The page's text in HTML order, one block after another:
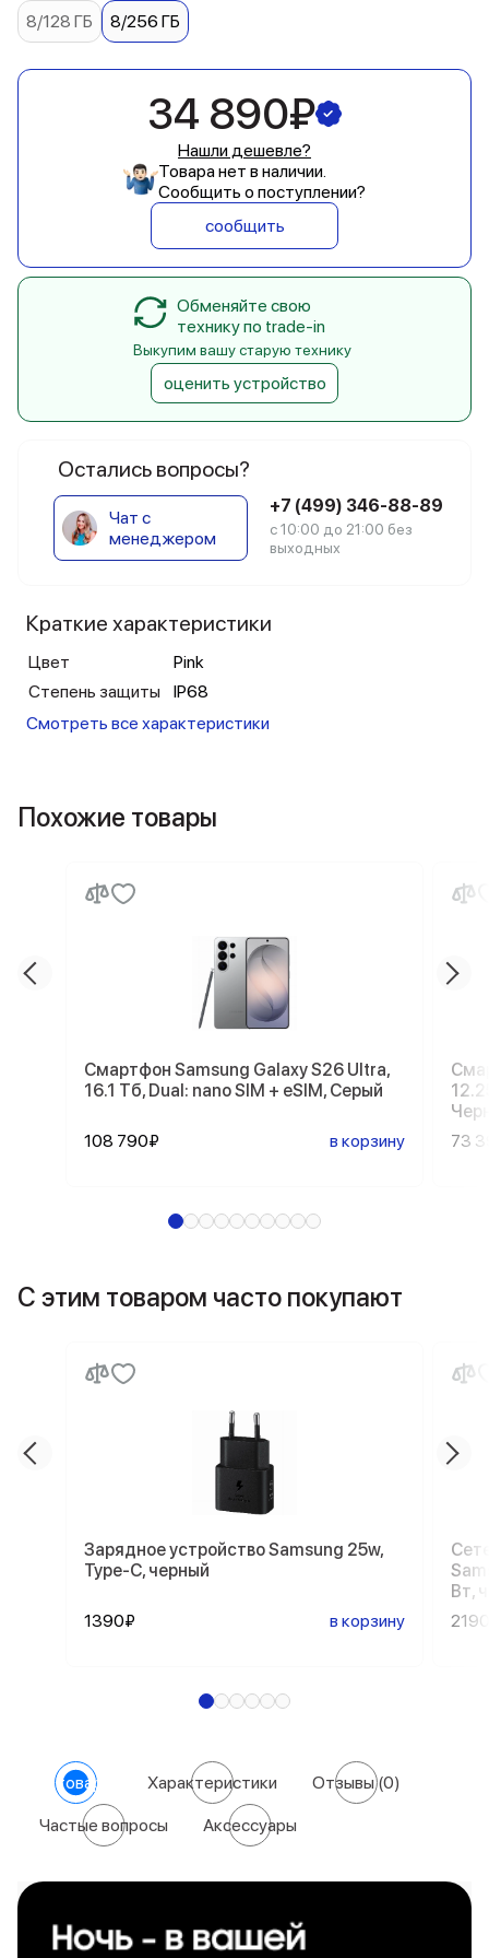
Остались вопросы?
Чат с
менеджером
+7 (499) 346-88-89
с 10:00 до 21:00 без
выходных
Краткие характеристики
Цвет
Pink
Степень защиты
IP68
Смотреть все характеристики
8/128 ГБ 8/256 ГБ
34 890₽
Нашли дешевле?
Товара нет в наличии.
Сообщить о поступлении?
сообщить
Обменяйте свою
технику по trade-in
Выкупим вашу старую технику
оценить устройство
Похожие товары
Смартфон Samsung Galaxy S26 Ultra,
16.1 Тб, Dual: nano SIM + eSIM, Серый
108 790₽ в корзину
73
С этим товаром часто покупают
Зарядное устройство Samsung 25w,
Type-C, черный
1390₽ в корзину
Вт,
О товаре Характеристики Отзывы(0)
Частые вопросы Аксессуары